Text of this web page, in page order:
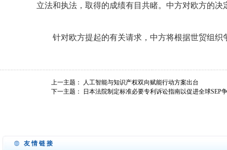
立法和执法，取得的成绩有目共睹。中方对欧方的决
针对欧方提起的有关请求，中方将根据世贸组织
上一主题：
人工智能与知识产权双向赋能行动方案出台
下一主题：
日本法院制定标准必要专利诉讼指南以促进全球SEP
友情链接